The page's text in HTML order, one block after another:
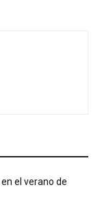
el verano de